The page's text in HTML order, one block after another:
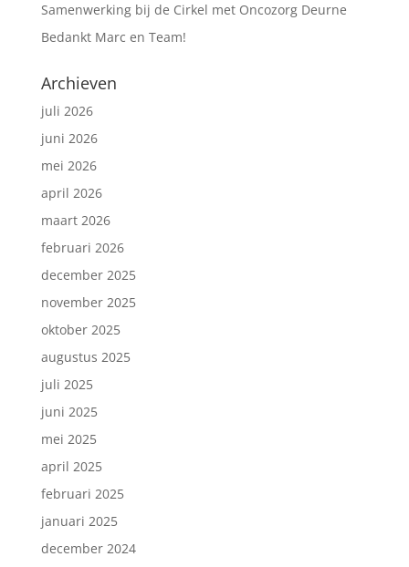
Samenwerking bij de Cirkel met Oncozorg Deurne
Bedankt Marc en Team!
Archieven
juli 2026
juni 2026
mei 2026
april 2026
maart 2026
februari 2026
december 2025
november 2025
oktober 2025
augustus 2025
juli 2025
juni 2025
mei 2025
april 2025
februari 2025
januari 2025
december 2024